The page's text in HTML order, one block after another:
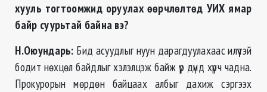
хууль тогтоомжид оруулах өөрчлөлтөд УИХ ямар
байр суурьтай байна вэ?
Н.Оюундарь: Бид асуудлыг нуун дарагдуулахаас илүүтэй
бодит нөхцөл байдлыг хэлэлцэж байж үр дүнд хүрч чадна.
Прокурорын мөрдөн байцаах албыг дахиж сэргээх